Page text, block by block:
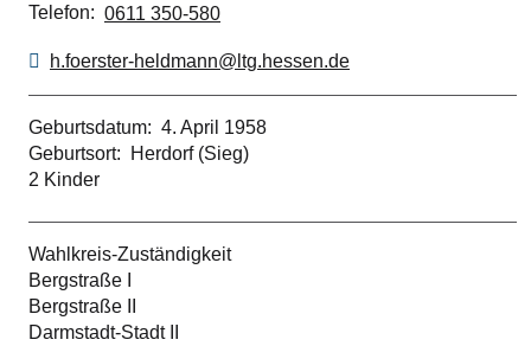
Telefon 0611 350-580
h.foerster-heldmann@ltg.hessen.de
Geburtsdatum
4. April 1958
Geburtsort
Herdorf (Sieg)
2 Kinder
Wahlkreis-Zuständigkeit
Bergstraße I
Bergstraße II
Darmstadt-Stadt II